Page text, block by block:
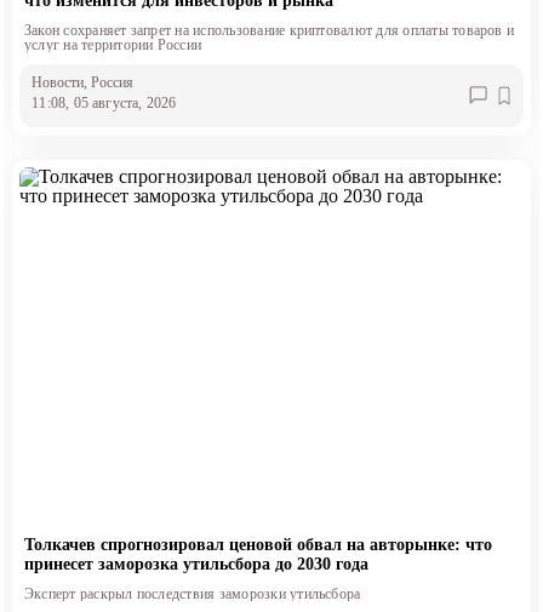
Закон сохраняет запрет на использование криптовалют для оплаты товаров и
услуг на территории России
Новости, Россия
11:08, 05 августа, 2026
Толкачев спрогнозировал ценовой обвал на авторынке: что
принесет заморозка утильсбора до 2030 года
Эксперт раскрыл последствия заморозки утильсбора